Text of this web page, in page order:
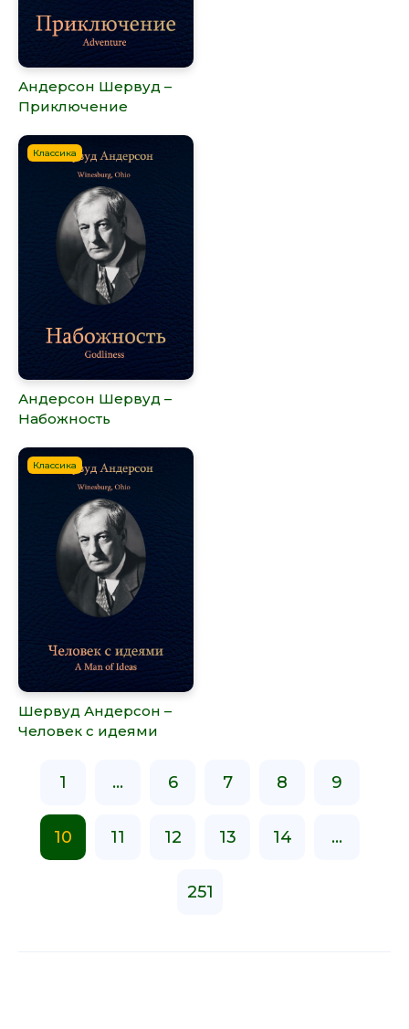
Андерсон Шервуд –
Приключение
Классика
Андерсон Шервуд –
Набожность
Классика
Шервуд Андерсон –
Человек с идеями
1 ... 6 7 8 9
10 11 12 13 14 ...
251